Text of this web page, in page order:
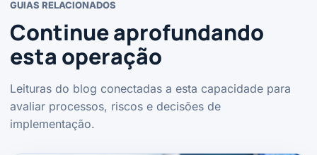
GUIAS RELACIONADOS
Continue aprofundando
esta operação
Leituras do blog conectadas a esta capacidade para
avaliar processos, riscos e decisões de
implementação.